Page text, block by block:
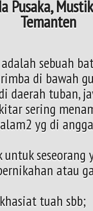
Pusaka,
Temanten
sebuah
di bawah
daerah tuban,
sering
yg di
seseorang
atau
tuah sbb;